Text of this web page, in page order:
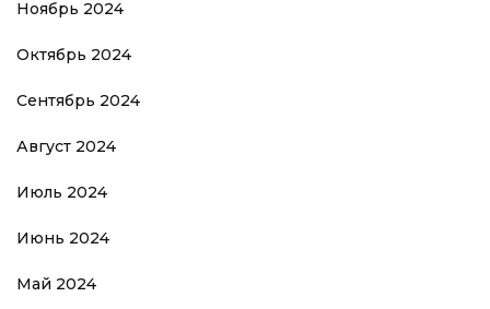
Ноябрь 2024
Октябрь 2024
Сентябрь 2024
Август 2024
Июль 2024
Июнь 2024
Май 2024